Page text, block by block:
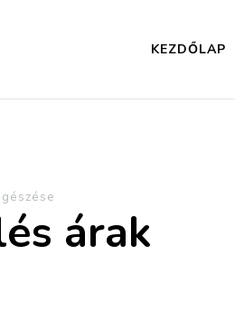
KEZDŐLAP
árak